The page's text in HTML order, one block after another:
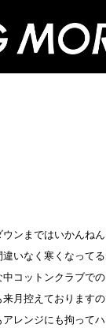
ウンまではいかんね
違いなく寒くなってる
中コットンクラブで
月控えております
アレンジにも拘って